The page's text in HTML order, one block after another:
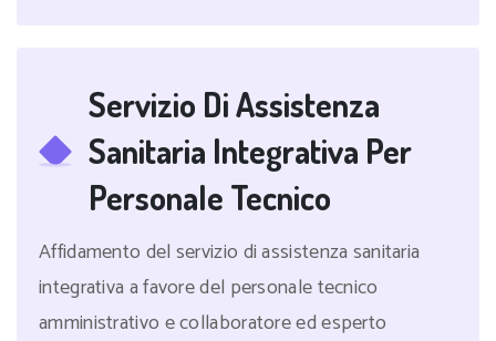
Servizio Di Assistenza
Sanitaria Integrativa Per
Personale Tecnico
Affidamento del servizio di assistenza sanitaria
integrativa a favore del personale tecnico
amministrativo e collaboratore ed esperto